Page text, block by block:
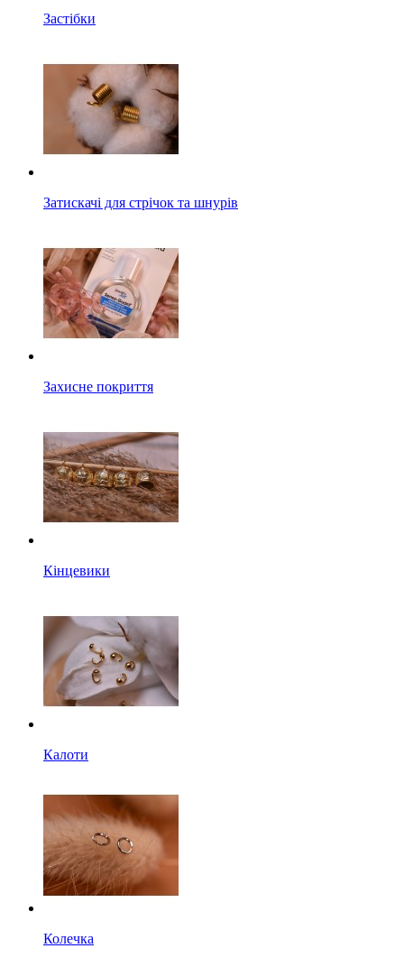
Застібки
Затискачі для стрічок та шнурів
Захисне покриття
Кінцевики
Калоти
Колечка